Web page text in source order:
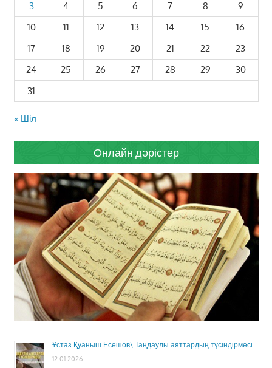
3
4 5 6 7 8
9
10
11 12 13 14 15
16
17
18 19 20 21 22
23
24
25 26 27 28 29
30
31
« Шіл
Онлайн дәрістер
Ұстаз Қуаныш Есешов\ Таңдаулы аяттардың түсіндірмесі
12.01.2026